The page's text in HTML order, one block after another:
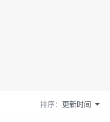
排序：更新时间